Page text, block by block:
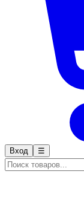
Вход ☰